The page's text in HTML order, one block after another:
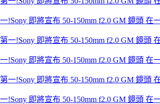
!Sony 即將宣布 50-150mm f2.0 GM 鏡頭
!Sony 即將宣布 50-150mm f2.0 GM 鏡頭
!Sony 即將宣布 50-150mm f2.0 GM 鏡頭